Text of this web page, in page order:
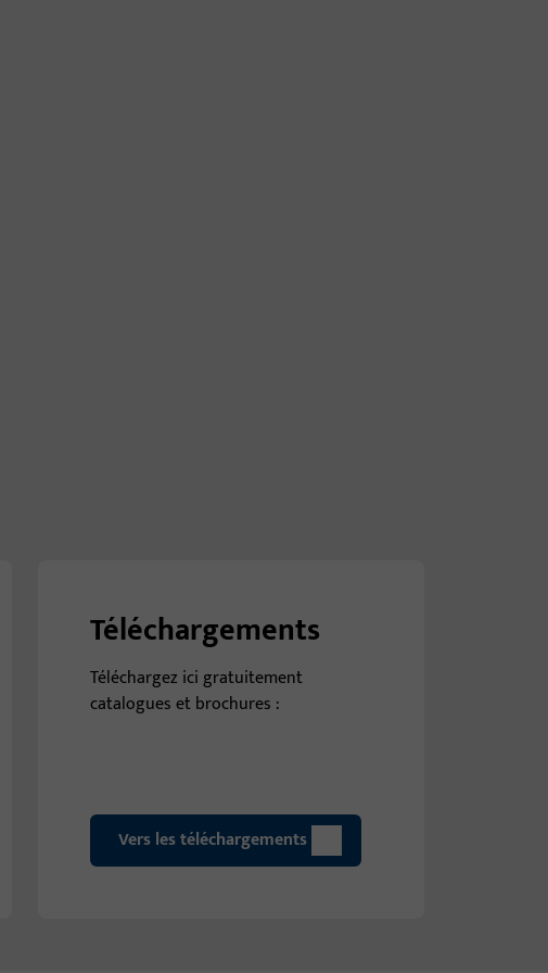
Téléchargements
Téléchargez ici gratuitement
catalogues et brochures :
Vers les téléchargements